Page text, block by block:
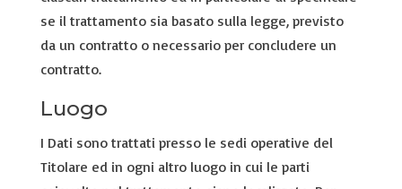
se il trattamento sia basato sulla legge, previsto
da un contratto o necessario per concludere un
contratto.
Luogo
I Dati sono trattati presso le sedi operative del
Titolare ed in ogni altro luogo in cui le parti